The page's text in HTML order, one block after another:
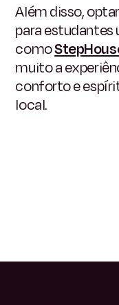
Além disso,
para estudantes
como
muito a
conforto e
local.